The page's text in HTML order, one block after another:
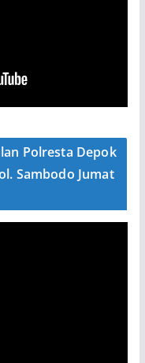
Polresta Depok
Sambodo Jumat